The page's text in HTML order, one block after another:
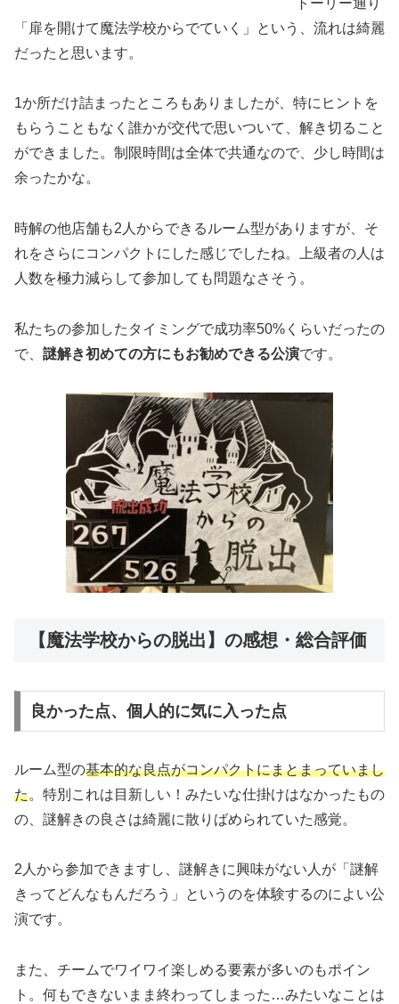
「扉を開けて魔法学校からでていく」という、流れは綺麗
だったと思います。
1か所だけ詰まったところもありましたが、特にヒントを
もらうこともなく誰かが交代で思いついて、解き切ること
ができました。制限時間は全体で共通なので、少し時間は
余ったかな。
時解の他店舗も2人からできるルーム型がありますが、そ
れをさらにコンパクトにした感じでしたね。上級者の人は
人数を極力減らして参加しても問題なさそう。
私たちの参加したタイミングで成功率50%くらいだったの
で、 謎解き初めての方にもお勧めできる公演です。
【魔法学校からの脱出】の感想・総合評価
良かった点、個人的に気に入った点
ルーム型の基本的な良点がコンパクトにまとまっていまし
た。特別これは目新しい！みたいな仕掛けはなかったもの
の、謎解きの良さは綺麗に散りばめられていた感覚。
2人から参加できますし、謎解きに興味がない人が「謎解
きってどんなもんだろう」というのを体験するのによい公
演です。
また、チームでワイワイ楽しめる要素が多いのもポイン
ト。何もできないまま終わってしまった…みたいなことは